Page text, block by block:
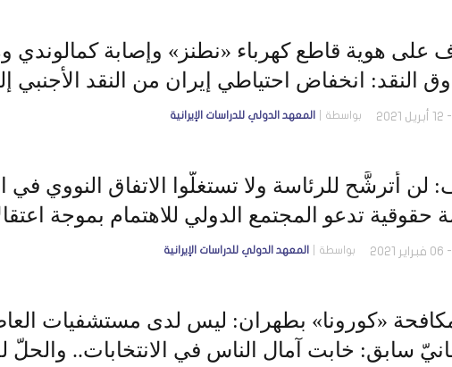
على هوية قاطع كهرباء «نطنز» وإصابة كمالوندي
بواسطة المعهد الدولي للدراسات الإيرانية
حقوقية تدعو المجتمع الدولي للاهتمام بموجة
بواسطة المعهد الدولي للدراسات الإيرانية
«كورونا» بطهران: ليس لدى مستشفيات
سابق: خابت آمال الناس في الانتخابات.. والحلّ